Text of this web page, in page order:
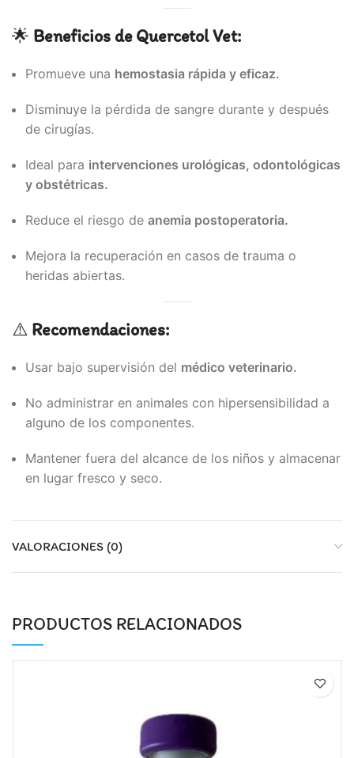
🌟 Beneficios de Quercetol Vet:
Promueve una hemostasia rápida y eficaz.
Disminuye la pérdida de sangre durante y después
de cirugías.
Ideal para intervenciones urológicas, odontológicas
y obstétricas.
Reduce el riesgo de anemia postoperatoria.
Mejora la recuperación en casos de trauma o
heridas abiertas.
⚠️ Recomendaciones:
Usar bajo supervisión del médico veterinario.
No administrar en animales con hipersensibilidad a
alguno de los componentes.
Mantener fuera del alcance de los niños y almacenar
en lugar fresco y seco.
VALORACIONES (0)
PRODUCTOS RELACIONADOS